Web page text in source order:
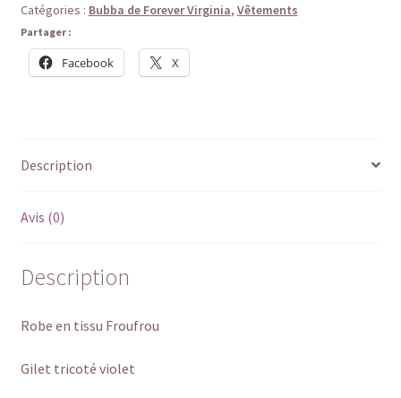
Catégories : Bubba de Forever Virginia, Vêtements
Partager :
Facebook X
Description
Avis (0)
Description
Robe en tissu Froufrou
Gilet tricoté violet